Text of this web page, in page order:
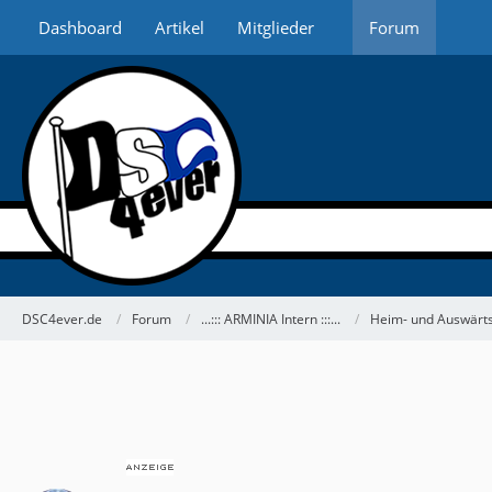
Dashboard Artikel Mitglieder Forum
DSC4ever.de Forum ...::: ARMINIA Intern :::... Heim- und